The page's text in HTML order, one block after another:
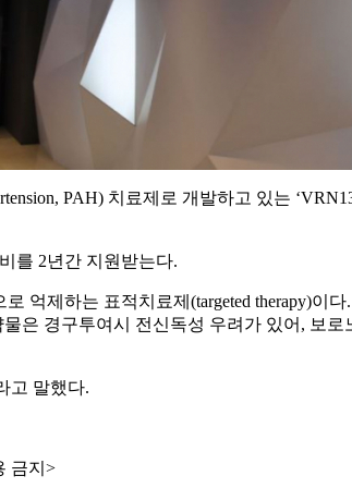
PAH) 치료제로 개발하고 있는
를 2년간 지원받는다.
억제하는 표적치료제(targeted therapy)
은 경구투여시 전신독성 우려가 있어, 보
고 말했다.
금지>